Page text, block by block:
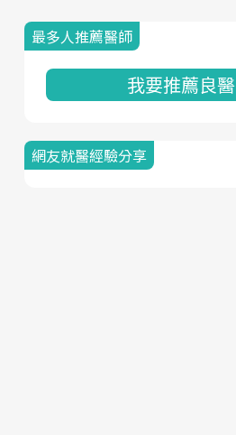
最多人推薦醫師
我要推薦良醫
網友就醫經驗分享